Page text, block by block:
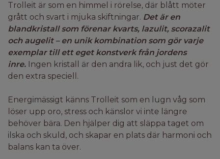
Trolleit är som en himmel i rörelse, där blått möter
grått och svart i mjuka skiftningar. Det är en
blandkristall som förenar kvarts, lazulit, scorazalit
och augelit – en unik kombination som gör varje
exemplar till ett eget konstverk från jordens
inre. Ingen kristall är den andra lik, och just det gör
den extra speciell.
Energimässigt känns Trolleit som en lugn våg som
löser upp oro, stress och känslor vi inte längre
behöver bära. Den hjälper dig att släppa taget om
ilska och skuld, och skapar en plats där harmoni och
balans kan ta över.